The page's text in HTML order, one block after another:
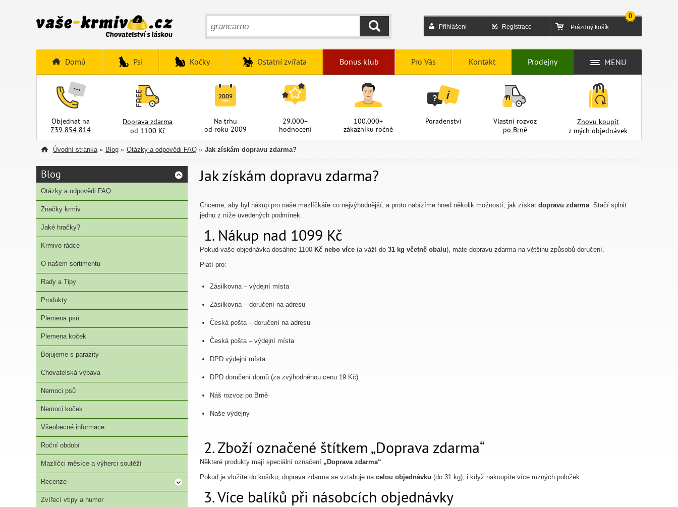
Přihlášení Registrace Prázdný košík
0
HLEDAT
Domů Psi Kočky Ostatní zvířata Bonus klub Pro Vás Kontakt Prodejny MENU
Objednat na
739 854 814
Doprava zdarma
od 1100 Kč
Na trhu
od roku 2009
29.000+
hodnocení
100.000+
zákazníku ročně
Poradenství
Vlastní rozvoz
po Brně
Znovu koupit
z mých objednávek
Úvodní stránka » Blog » Otázky a odpovědi FAQ » Jak získám dopravu zdarma?
Jak získám dopravu zdarma?
Chceme, aby byl nákup pro naše mazlíčkáře co nejvýhodnější, a proto nabízíme hned několik možností, jak získat dopravu zdarma. Stačí splnit
jednu z níže uvedených podmínek.
1. Nákup nad 1099 Kč
Pokud vaše objednávka dosáhne 1100 Kč nebo více (a váží do 31 kg včetně obalu), máte dopravu zdarma na většinu způsobů doručení.
Platí pro:
Zásilkovna – výdejní místa
Zásilkovna – doručení na adresu
Česká pošta – doručení na adresu
Česká pošta – výdejní místa
DPD výdejní místa
DPD doručení domů (za zvýhodněnou cenu 19 Kč)
Náš rozvoz po Brně
Naše výdejny
2. Zboží označené štítkem „Doprava zdarma“
Některé produkty mají speciální označení „Doprava zdarma“.
Pokud je vložíte do košíku, doprava zdarma se vztahuje na celou objednávku (do 31 kg), i když nakoupíte více různých položek.
3. Více balíků při násobcích objednávky
Blog
Otázky a odpovědi FAQ
Značky krmiv
Jaké hračky?
Krmivo rádce
O našem sortimentu
Rady a Tipy
Produkty
Plemena psů
Plemena koček
Bojujeme s parazity
Chovatelská výbava
Nemoci psů
Nemoci koček
Všeobecné informace
Roční období
Mazlíčci měsíce a výherci soutěží
Recenze
Zvířecí vtipy a humor